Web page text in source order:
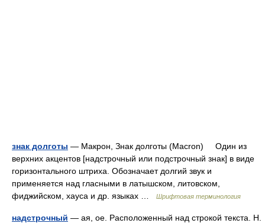
знак долготы — Макрон, Знак долготы (Macron) Один из
верхних акцентов [надстрочный или подстрочный знак] в виде
горизонтального штриха. Обозначает долгий звук и
применяется над гласными в латышском, литовском,
фиджийском, хауса и др. языках …
Шрифтовая терминология
надстрочный — ая, ое. Расположенный над строкой текста. Н.